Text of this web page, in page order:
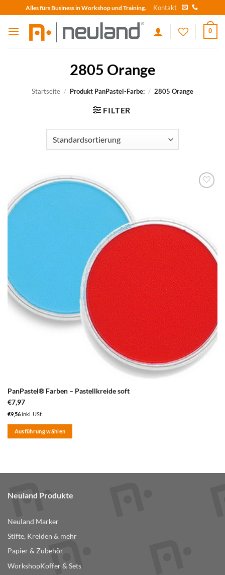
to
content
Alles fürs Business in Workshop und Training. Kontakt
0
2805 Orange
Startseite / Produkt PanPastel-Farbe: / 2805 Orange
FILTER
PanPastel® Farben – Pastellkreide soft
€7,97
€9,56inkl. USt.
Ausführung wählen
mehrere
auf.
auf
der
gewählt
Neuland Produkte
Neuland Marker
Stifte, Kreiden & mehr
Papier & Zubehör
WorkshopKoffer & Sets